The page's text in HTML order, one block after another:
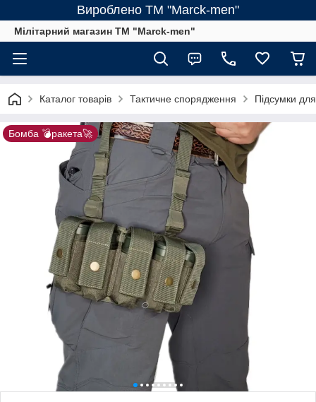
Вироблено ТМ "Marck-men"
Мілітарний магазин ТМ "Marck-men"
Каталог товарів Тактичне спорядження Підсумки
Бомба 💣ракета🚀